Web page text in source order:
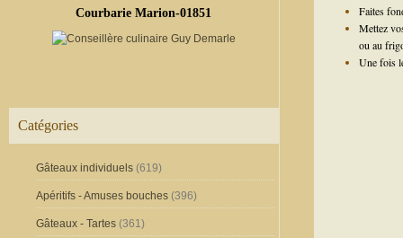
Courbarie Marion-01851
Catégories
Gâteaux individuels (619)
Apéritifs - Amuses bouches (396)
Gâteaux - Tartes (361)
Faites
Mettez
ou au
Une fois